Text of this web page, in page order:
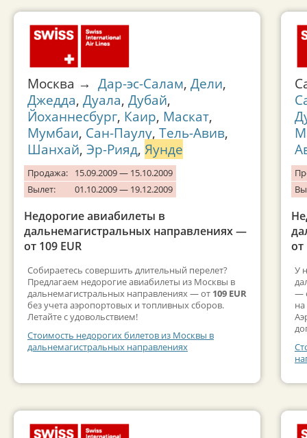
Москва → Дар-эс-Салам, Дели,
Джедда, Дуала, Дубай,
Йоханнесбург, Каир, Маскат,
Мумбаи, Сан-Паулу, Тель-Авив,
Шанхай, Эр-Рияд, Яунде
Продажа:
15.09.2009 — 15.10.2009
Вылет:
01.10.2009 — 19.12.2009
Недорогие авиабилеты в
дальнемагистральных направлениях —
от 109 EUR
Собираетесь совершить длительный перелет?
Предлагаем недорогие авиабилеты из Москвы в
дальнемагистральных направлениях — от 109 EUR
без учета аэропортовых и топливных сборов.
Летайте с удовольствием!
Стоимость недорогих билетов из Москвы в
дальнемагистральных направлениях
от
У
—